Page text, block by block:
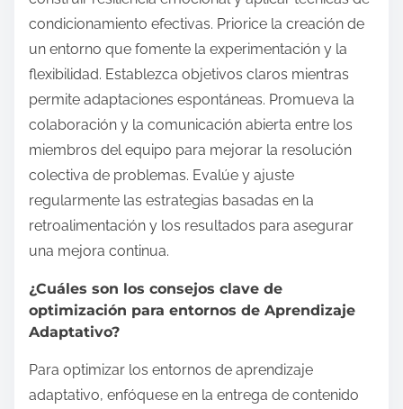
condicionamiento efectivas. Priorice la creación de
un entorno que fomente la experimentación y la
flexibilidad. Establezca objetivos claros mientras
permite adaptaciones espontáneas. Promueva la
colaboración y la comunicación abierta entre los
miembros del equipo para mejorar la resolución
colectiva de problemas. Evalúe y ajuste
regularmente las estrategias basadas en la
retroalimentación y los resultados para asegurar
una mejora continua.
¿Cuáles son los consejos clave de
optimización para entornos de Aprendizaje
Adaptativo?
Para optimizar los entornos de aprendizaje
adaptativo, enfóquese en la entrega de contenido